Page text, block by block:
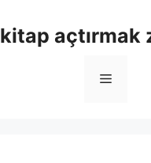
kitap açtırmak